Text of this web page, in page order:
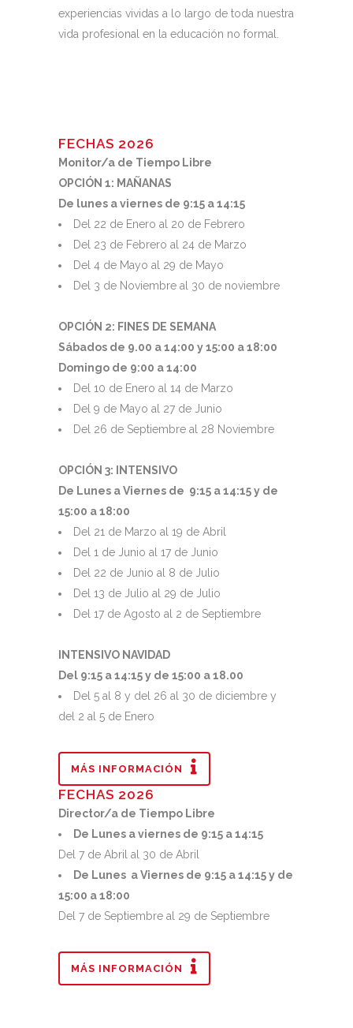
experiencias vividas a lo largo de toda nuestra
vida profesional en la educación no formal.
FECHAS 2026
Monitor/a de Tiempo Libre
OPCIÓN 1: MAÑANAS
De lunes a viernes de 9:15 a 14:15
Del 22 de Enero al 20 de Febrero
Del 23 de Febrero al 24 de Marzo
Del 4 de Mayo al 29 de Mayo
Del 3 de Noviembre al 30 de noviembre
OPCIÓN 2: FINES DE SEMANA
Sábados de 9.00 a 14:00 y 15:00 a 18:00
Domingo de 9:00 a 14:00
Del 10 de Enero al 14 de Marzo
Del 9 de Mayo al 27 de Junio
Del 26 de Septiembre al 28 Noviembre
OPCIÓN 3: INTENSIVO
De Lunes a Viernes de 9:15 a 14:15 y de
15:00 a 18:00
Del 21 de Marzo al 19 de Abril
Del 1 de Junio al 17 de Junio
Del 22 de Junio al 8 de Julio
Del 13 de Julio al 29 de Julio
Del 17 de Agosto al 2 de Septiembre
INTENSIVO NAVIDAD
Del 9:15 a 14:15 y de 15:00 a 18.00
Del 5 al 8 y del 26 al 30 de diciembre y
del 2 al 5 de Enero
MÁS INFORMACIÓN
FECHAS 2026
Director/a de Tiempo Libre
De Lunes a viernes de 9:15 a 14:15
Del 7 de Abril al 30 de Abril
De Lunes a Viernes de 9:15 a 14:15 y de
15:00 a 18:00
Del 7 de Septiembre al 29 de Septiembre
MÁS INFORMACIÓN